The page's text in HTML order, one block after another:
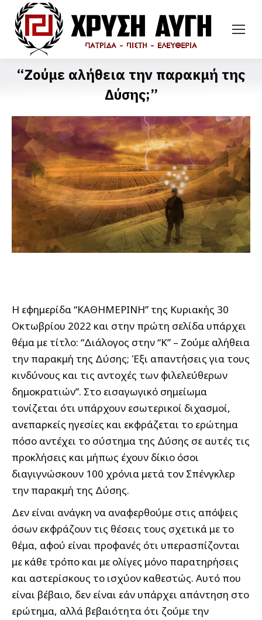
“Ζούμε αλήθεια την παρακμή της
Δύσης;”
Η εφημερίδα “ΚΑΘΗΜΕΡΙΝΗ” της Κυριακής 30
Οκτωβρίου 2022 και στην πρώτη σελίδα υπάρχει
θέμα με τίτλο: “Διάλογος στην “Κ” – Ζούμε αλήθεια
την παρακμή της Δύσης; Έξι απαντήσεις για τους
κινδύνους και τις αντοχές των φιλελεύθερων
δημοκρατιών”. Στο εισαγωγικό σημείωμα
τονίζεται ότι υπάρχουν εσωτερικοί διχασμοί,
ανεπαρκείς ηγεσίες και εκφράζεται το ερώτημα
πόσο αντέχει το σύστημα της Δύσης σε αυτές τις
προκλήσεις και μήπως έχουν δίκιο όσοι
διαγιγνώσκουν 100 χρόνια μετά τον Σπένγκλερ
την παρακμή της Δύσης.
Δεν είναι ανάγκη να αναφερθούμε στις απόψεις
όσων εκφράζουν τις θέσεις τους σχετικά με το
θέμα, αφού είναι προφανές ότι υπερασπίζονται
με κάθε τρόπο και με ολίγες μόνο παρατηρήσεις
και αστερίσκους το ισχύον καθεστώς. Αυτό που
είναι βέβαιο, δεν είναι εάν υπάρχει απάντηση στο
ερώτημα, αλλά βεβαιότητα ότι ζούμε την